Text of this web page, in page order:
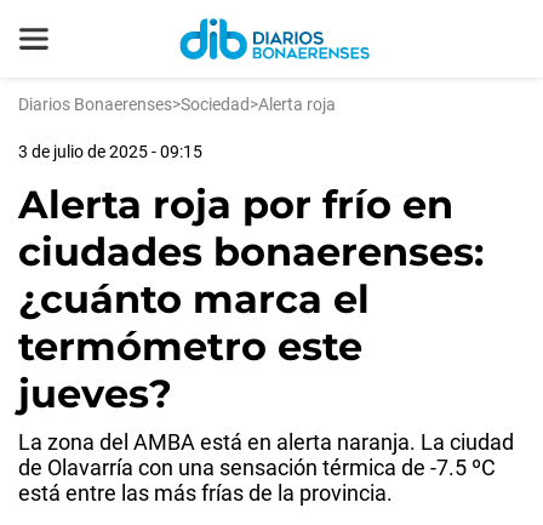
Diarios Bonaerenses>Sociedad>Alerta roja
3 de julio de 2025 - 09:15
Alerta roja por frío en
ciudades bonaerenses:
¿cuánto marca el
termómetro este
jueves?
La zona del AMBA está en alerta naranja. La ciudad
de Olavarría con una sensación térmica de -7.5 ºC
está entre las más frías de la provincia.